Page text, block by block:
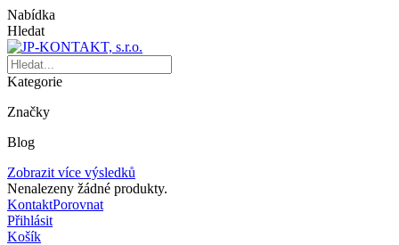
Nabídka
Hledat
Kategorie
Značky
Blog
Zobrazit více výsledků
Nenalezeny žádné produkty.
KontaktPorovnat
Přihlásit
Košík